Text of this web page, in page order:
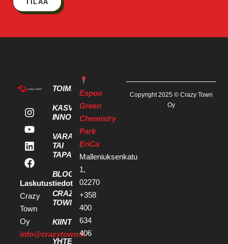
TILAA
Laskutustiedot
Crazy
Town
Oy
info@crazytown.fi
TOIMITILAT
KASVU- JA
INNOVAATIOPALVELUT
VARAA KOKOUS
TAI
TAPAHTUMATILA
BLOGI
CRAZY
TOWN
KIINTEISTÖKEHITTÄJILLE
YHTEYSTIEDOT
Espoo
Green
Chemistry
Park
EriCa
Malleniuksenkatu
1,
02270
+358
400
634
406
Copyright 2025 © Crazy Town
Oy